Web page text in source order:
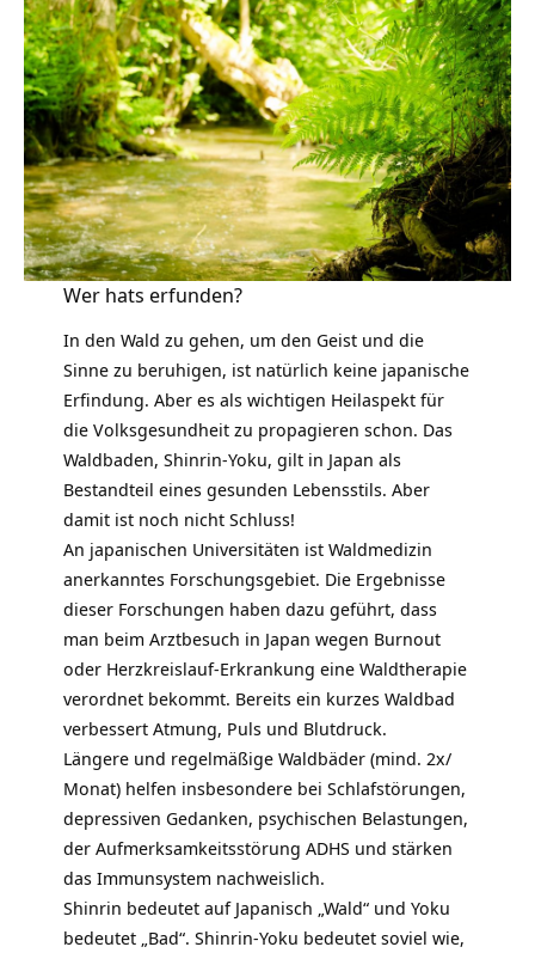
Wer hats erfunden?
In den Wald zu gehen, um den Geist und die
Sinne zu beruhigen, ist natürlich keine japanische
Erfindung. Aber es als wichtigen Heilaspekt für
die Volksgesundheit zu propagieren schon. Das
Waldbaden, Shinrin-Yoku, gilt in Japan als
Bestandteil eines gesunden Lebensstils. Aber
damit ist noch nicht Schluss!
An japanischen Universitäten ist Waldmedizin
anerkanntes Forschungsgebiet. Die Ergebnisse
dieser Forschungen haben dazu geführt, dass
man beim Arztbesuch in Japan wegen Burnout
oder Herzkreislauf-Erkrankung eine Waldtherapie
verordnet bekommt. Bereits ein kurzes Waldbad
verbessert Atmung, Puls und Blutdruck.
Längere und regelmäßige Waldbäder (mind. 2x/
Monat) helfen insbesondere bei Schlafstörungen,
depressiven Gedanken, psychischen Belastungen,
der Aufmerksamkeitsstörung ADHS und stärken
das Immunsystem nachweislich.
Shinrin bedeutet auf Japanisch „Wald“ und Yoku
bedeutet „Bad“. Shinrin-Yoku bedeutet soviel wie,